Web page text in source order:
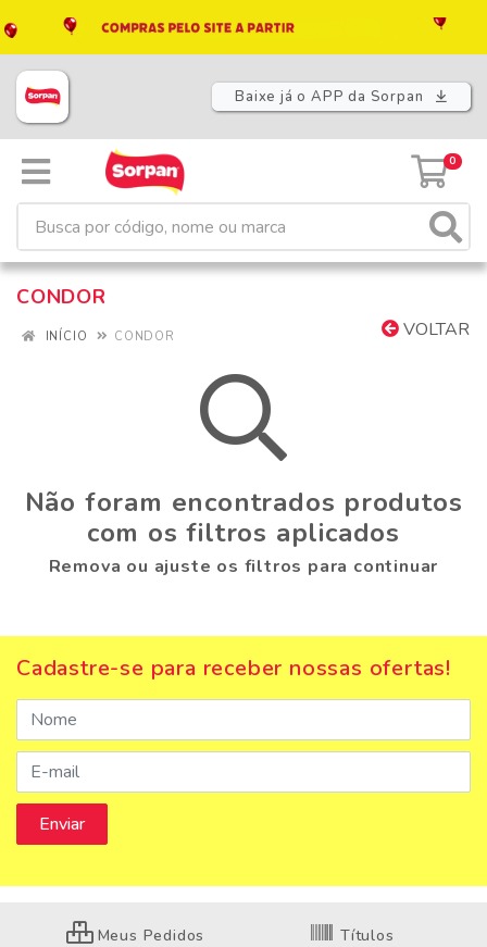
Baixe já o APP da Sorpan
0
CONDOR
VOLTAR
INÍCIO CONDOR
Não foram encontrados produtos
com os filtros aplicados
Remova ou ajuste os filtros para continuar
Cadastre-se para receber nossas ofertas!
Meus Pedidos Títulos